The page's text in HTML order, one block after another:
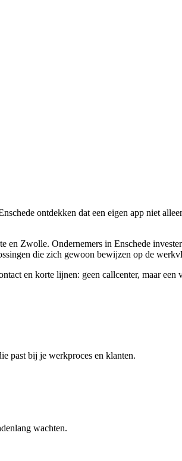
ontdekken dat een eigen app niet
en Zwolle. Ondernemers in Enschede
die zich gewoon bewijzen op de
en korte lijnen: geen callcenter, maar
past bij je werkproces en klanten.
wachten.